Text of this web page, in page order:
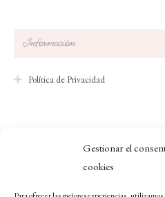
Gestionar el
cookies
Información
Política de Privacidad
© Copyright 2023 Belén Cuendias Skin Beauty